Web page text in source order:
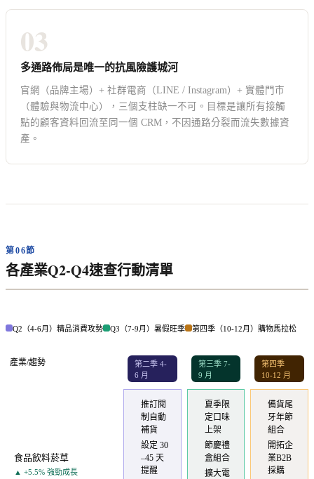
03
多通路佈局是唯一的抗風險護城河
官網（品牌主場）+ 社群電商（LINE / Instagram）+ 實體門市
（體驗與物流中心），三個支柱缺一不可。目標是讓所有接觸
點的顧客資料回流至同一個 CRM，不因通路分裂而流失數據資
產。
第06節
各產業Q2-Q4速查行動清單
Q2（4-6月）精品消費攻勢 Q3（7-9月）暑假旺季 第四季（10-12月）購物馬拉松
產業/趨勢
第二季 4-
6 月
第三季 7-
9 月
第四季
10-12 月
食品飲料菸草
▲ +5.5% 強勁成長
推訂閱
制自動
補貨
設定 30
–45 天
提醒
夏季限
定口味
上架
節慶禮
盒組合
擴大電
備貨尾
牙年節
組合
開拓企
業B2B
採購